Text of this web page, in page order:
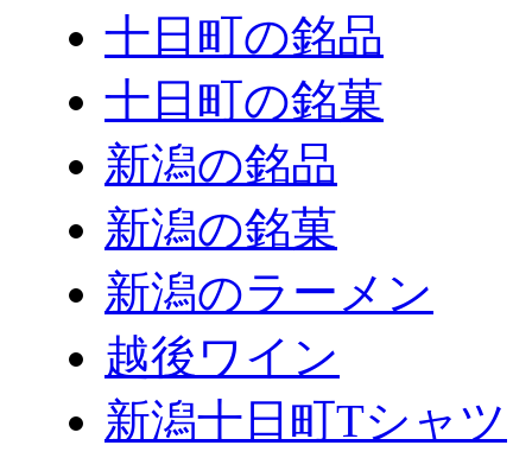
十日町の銘品
十日町の銘菓
新潟の銘品
新潟の銘菓
新潟のラーメン
越後ワイン
新潟十日町Tシャツ